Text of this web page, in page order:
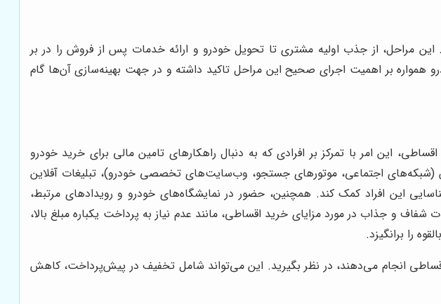
مراحل، از جذب اولیه مشتری تا تحویل خودرو و ارائه خدمات پس از فروش را در بر
همواره بر اهمیت اجرای صحیح این مراحل تاکید داشته و در جهت بهینه‌سازی آن‌ها گام
این امر با تمرکز بر افرادی که به دنبال راهکارهای تامین مالی برای خرید خودرو
(شبکه‌های اجتماعی، موتورهای جستجو، وب‌سایت‌های تخصصی خودرو)، تبلیغات آفلاین
این افراد کمک کند. همچنین، حضور در نمایشگاه‌های خودرو و رویدادهای مرتبط،
و جذاب در مورد مزایای خرید اقساطی، مانند عدم نیاز به پرداخت یکباره مبلغ بالا،
را برانگیزد.
انجام می‌دهند، در نظر بگیرید. این می‌تواند شامل تخفیف در پیش‌پرداخت، کاهش